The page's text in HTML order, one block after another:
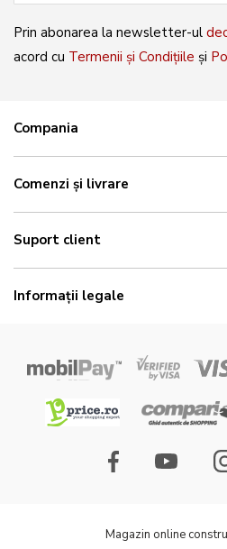
Prin abonarea la newsletter-ul
acord cu Termenii și Condițiile și
Compania
Comenzi și livrare
Suport client
Informații legale
Magazin online